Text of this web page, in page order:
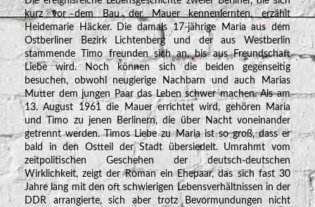
kurz vor dem Bau der Mauer kennenlernten, erzählt
Heidemarie Häcker. Die damals 17-jährige Maria aus dem
Ostberliner Bezirk Lichtenberg und der aus Westberlin
stammende Timo freunden sich an, bis aus Freundschaft
Liebe wird. Noch können sich die beiden gegenseitig
besuchen, obwohl neugierige Nachbarn und auch Marias
Mutter dem jungen Paar das Leben schwer machen. Als am
13. August 1961 die Mauer errichtet wird, gehören Maria
und Timo zu jenen Berlinern, die über Nacht voneinander
getrennt werden. Timos Liebe zu Maria ist so groß, dass er
bald in den Ostteil der Stadt übersiedelt. Umrahmt vom
zeitpolitischen Geschehen der deutsch-deutschen
Wirklichkeit, zeigt der Roman ein Ehepaar, das sich fast 30
Jahre lang mit den oft schwierigen Lebensverhältnissen in der
DDR arrangierte, sich aber trotz Bevormundungen nicht